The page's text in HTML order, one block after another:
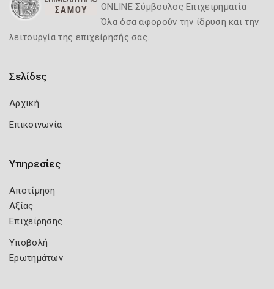
ONLINE Σύμβουλος Επιχειρηματία
Όλα όσα αφορούν την ίδρυση και την
λειτουργία της επιχείρησής σας.
Σελίδες
Αρχική
Επικοινωνία
Υπηρεσίες
Αποτίμηση
Αξίας
Επιχείρησης
Υποβολή
Ερωτημάτων